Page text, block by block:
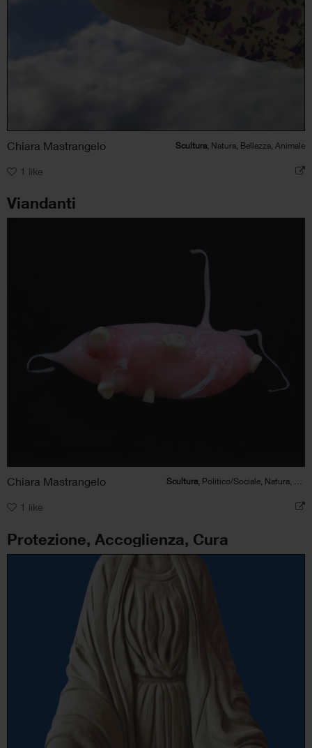
Chiara Mastrangelo Scultura , Natura, Bellezza, Animale
1 like
Viandanti
Chiara Mastrangelo Scultura , Politico/Sociale, Natura, Animale
1 like
Protezione, Accoglienza, Cura